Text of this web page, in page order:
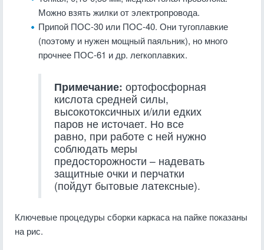
Можно взять жилки от электропровода.
Припой ПОС-30 или ПОС-40. Они тугоплавкие
(поэтому и нужен мощный паяльник), но много
прочнее ПОС-61 и др. легкоплавких.
Примечание: ортофосфорная
кислота средней силы,
высокотоксичных и/или едких
паров не источает. Но все
равно, при работе с ней нужно
соблюдать меры
предосторожности – надевать
защитные очки и перчатки
(пойдут бытовые латексные).
Ключевые процедуры сборки каркаса на пайке показаны
на рис.